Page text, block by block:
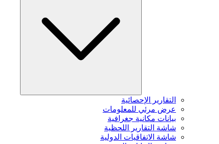
التقارير الإحصائية
عرض مرئي للمعلومات
بيانات مكانية جغرافية
شاشة التقارير اللحظية
شاشة الاتفاقيات الدولية